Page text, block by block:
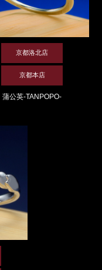
京都洛北店
京都本店
蒲公英-TANPOPO-